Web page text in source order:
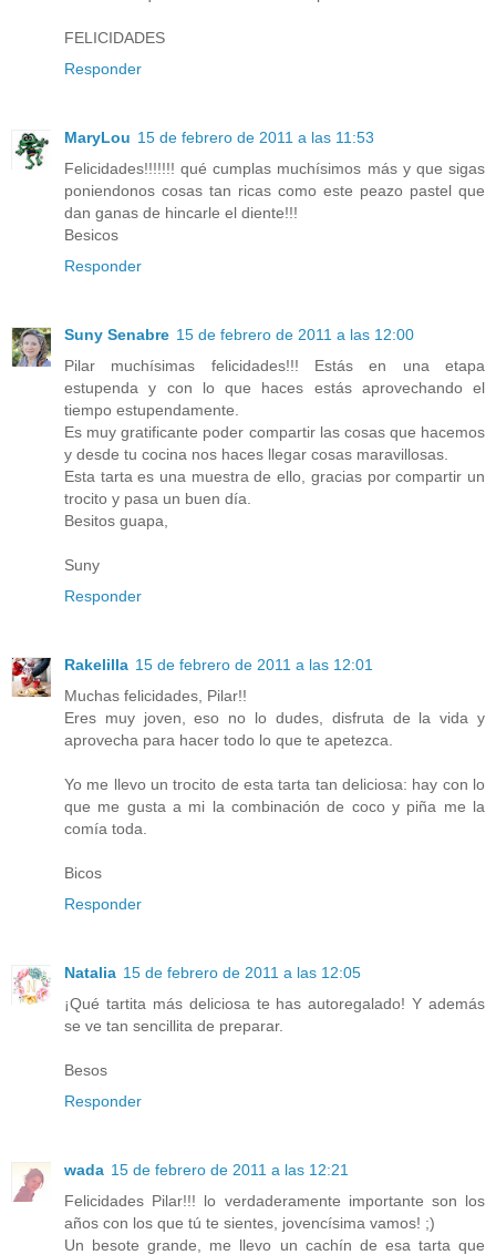
FELICIDADES
Responder
MaryLou 15 de febrero de 2011 a las 11:53
Felicidades!!!!!!! qué cumplas muchísimos más y que sigas
poniendonos cosas tan ricas como este peazo pastel que
dan ganas de hincarle el diente!!!
Besicos
Responder
Suny Senabre 15 de febrero de 2011 a las 12:00
Pilar muchísimas felicidades!!! Estás en una etapa
estupenda y con lo que haces estás aprovechando el
tiempo estupendamente.
Es muy gratificante poder compartir las cosas que hacemos
y desde tu cocina nos haces llegar cosas maravillosas.
Esta tarta es una muestra de ello, gracias por compartir un
trocito y pasa un buen día.
Besitos guapa,
Suny
Responder
Rakelilla 15 de febrero de 2011 a las 12:01
Muchas felicidades, Pilar!!
Eres muy joven, eso no lo dudes, disfruta de la vida y
aprovecha para hacer todo lo que te apetezca.
Yo me llevo un trocito de esta tarta tan deliciosa: hay con lo
que me gusta a mi la combinación de coco y piña me la
comía toda.
Bicos
Responder
Natalia 15 de febrero de 2011 a las 12:05
¡Qué tartita más deliciosa te has autoregalado! Y además
se ve tan sencillita de preparar.
Besos
Responder
wada 15 de febrero de 2011 a las 12:21
Felicidades Pilar!!! lo verdaderamente importante son los
años con los que tú te sientes, jovencísima vamos! ;)
Un besote grande, me llevo un cachín de esa tarta que